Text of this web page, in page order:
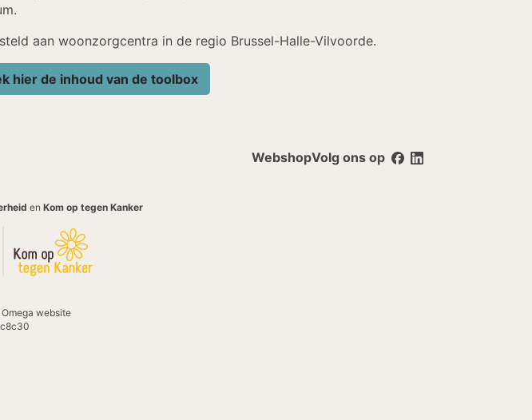
aan woonzorgcentra in de regio Brussel-Halle-Vilvoorde.
hier de inhoud van de toolbox
WebshopVolg ons op
en Kom op tegen Kanker
website